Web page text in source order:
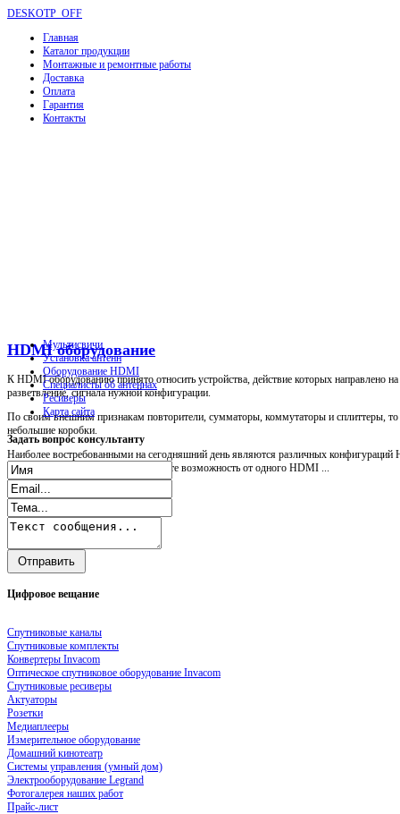
DESKOTP_OFF
Главная
Каталог продукции
Монтажные и ремонтные работы
Доставка
Оплата
Гарантия
Контакты
HDMI оборудование
К HDMI оборудованию принято относить устройства, действие которых направлено
разветвление, сигнала нужной конфигурации.
По своим внешним признакам повторители, сумматоры, коммутаторы и сплиттеры,
небольшие коробки.
Наиболее востребованными на сегодняшний день являются различных
Посредством HDMI splitter вы имеете возможность от одного HDMI ...
Мультисвичи
Установка антенн
Оборудование HDMI
Специалисты об антеннах
Ресиверы
Карта сайта
Задать вопрос консультанту
Цифровое вещание
Спутниковые каналы
Спутниковые комплекты
Конвертеры Invacom
Оптическое спутниковое оборудование Invacom
Спутниковые ресиверы
Актуаторы
Розетки
Медиаплееры
Измерительное оборудование
Домашний кинотеатр
Системы управления (умный дом)
Электрооборудование Legrand
Фотогалерея наших работ
Прайс-лист